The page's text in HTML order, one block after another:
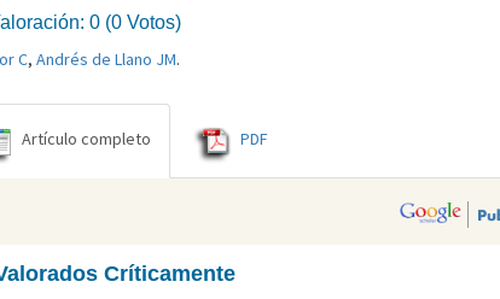
0 (0 Votos)
C, Andrés de Llano JM.
Artículo completo PDF
Críticamente